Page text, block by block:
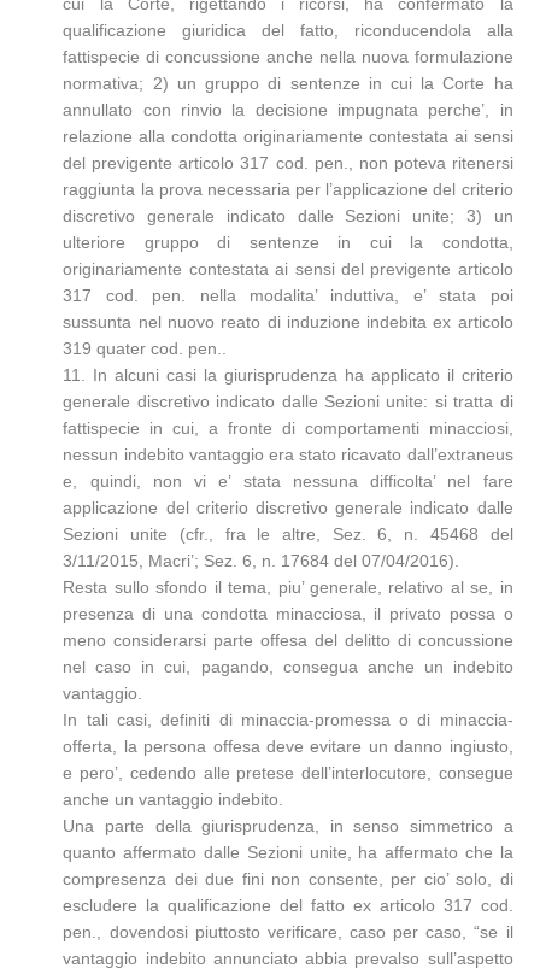
qualificazione giuridica del fatto, riconducendola alla
fattispecie di concussione anche nella nuova formulazione
normativa; 2) un gruppo di sentenze in cui la Corte ha
annullato con rinvio la decisione impugnata perche’, in
relazione alla condotta originariamente contestata ai sensi
del previgente articolo 317 cod. pen., non poteva ritenersi
raggiunta la prova necessaria per l’applicazione del criterio
discretivo generale indicato dalle Sezioni unite; 3) un
ulteriore gruppo di sentenze in cui la condotta,
originariamente contestata ai sensi del previgente articolo
317 cod. pen. nella modalita’ induttiva, e’ stata poi
sussunta nel nuovo reato di induzione indebita ex articolo
319 quater cod. pen..
11. In alcuni casi la giurisprudenza ha applicato il criterio
generale discretivo indicato dalle Sezioni unite: si tratta di
fattispecie in cui, a fronte di comportamenti minacciosi,
nessun indebito vantaggio era stato ricavato dall’extraneus
e, quindi, non vi e’ stata nessuna difficolta’ nel fare
applicazione del criterio discretivo generale indicato dalle
Sezioni unite (cfr., fra le altre, Sez. 6, n. 45468 del
3/11/2015, Macri’; Sez. 6, n. 17684 del 07/04/2016).
Resta sullo sfondo il tema, piu’ generale, relativo al se, in
presenza di una condotta minacciosa, il privato possa o
meno considerarsi parte offesa del delitto di concussione
nel caso in cui, pagando, consegua anche un indebito
vantaggio.
In tali casi, definiti di minaccia-promessa o di minaccia-
offerta, la persona offesa deve evitare un danno ingiusto,
e pero’, cedendo alle pretese dell’interlocutore, consegue
anche un vantaggio indebito.
Una parte della giurisprudenza, in senso simmetrico a
quanto affermato dalle Sezioni unite, ha affermato che la
compresenza dei due fini non consente, per cio’ solo, di
escludere la qualificazione del fatto ex articolo 317 cod.
pen., dovendosi piuttosto verificare, caso per caso, “se il
vantaggio indebito annunciato abbia prevalso sull’aspetto